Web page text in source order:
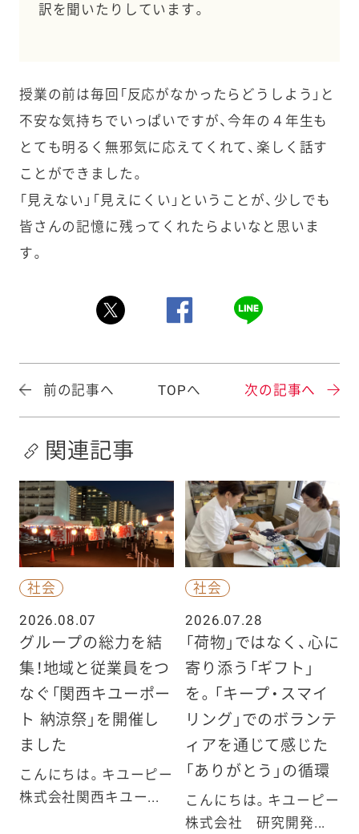
訳を聞いたりしています。
授業の前は毎回「反応がなかったらどうしよう」と
不安な気持ちでいっぱいですが、今年の４年生も
とても明るく無邪気に応えてくれて、楽しく話す
ことができました。
「見えない」「見えにくい」ということが、少しでも
皆さんの記憶に残ってくれたらよいなと思いま
す。
前の記事へ TOPへ 次の記事へ
関連記事
社会
2026.08.07
グループの総力を結
集！地域と従業員をつ
なぐ「関西キユーポー
ト 納涼祭」を開催し
ました
こんにちは。キユーピー
株式会社関西キユー...
社会
2026.07.28
「荷物」ではなく、心に
寄り添う「ギフト」
を。「キープ・スマイ
リング」でのボランテ
ィアを通じて感じた
「ありがとう」の循環
こんにちは。キユーピー
株式会社 研究開発...